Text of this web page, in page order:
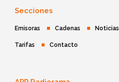
Secciones
Emisoras Cadenas Noticias
Tarifas Contacto